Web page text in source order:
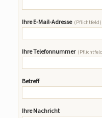
Ihre E-Mail-Adresse (Pflichtfeld)
Ihre Telefonnummer
Betreff
Ihre Nachricht